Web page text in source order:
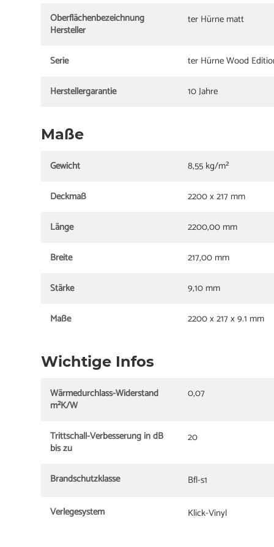
Oberflächenbezeichnung
Hersteller
ter Hürne matt
Serie
ter Hürne Wood
Herstellergarantie
10 Jahre
Maße
Gewicht
8,55 kg/m²
Deckmaß
2200 x 217 mm
Länge
2200,00 mm
Breite
217,00 mm
Stärke
9,10 mm
Maße
2200 x 217 x 9.1 mm
Wichtige Infos
Wärmedurchlass-Widerstand
m²K/W
0,07
Trittschall-Verbesserung in dB
bis zu
20
Brandschutzklasse Bfl-s1
Verlegesystem Klick-Vinyl